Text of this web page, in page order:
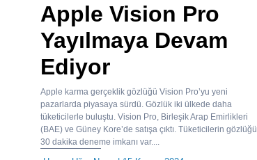
Apple Vision Pro
Yayılmaya Devam
Ediyor
Apple karma gerçeklik gözlüğü Vision Pro’yu yeni
pazarlarda piyasaya sürdü. Gözlük iki ülkede daha
tüketicilerle buluştu. Vision Pro, Birleşik Arap Emirlikleri
(BAE) ve Güney Kore’de satışa çıktı. Tüketicilerin gözlüğü
30 dakika deneme imkanı var....